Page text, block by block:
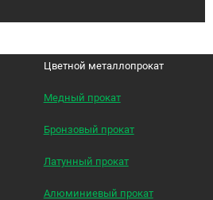
Цветной металлопрокат
Медный прокат
Бронзовый прокат
Латунный прокат
Алюминиевый прокат